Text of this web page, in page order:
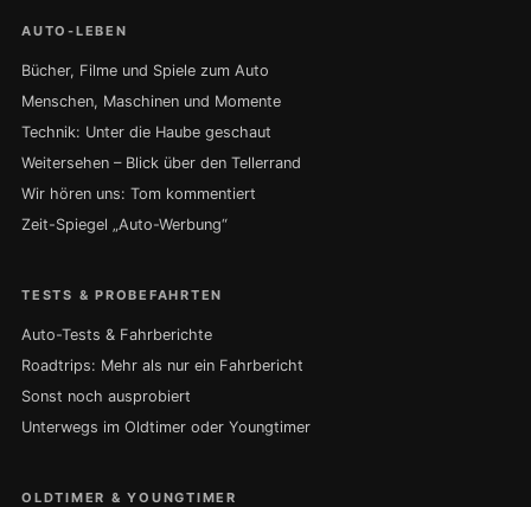
AUTO-LEBEN
Bücher, Filme und Spiele zum Auto
Menschen, Maschinen und Momente
Technik: Unter die Haube geschaut
Weitersehen – Blick über den Tellerrand
Wir hören uns: Tom kommentiert
Zeit-Spiegel „Auto-Werbung“
TESTS & PROBEFAHRTEN
Auto-Tests & Fahrberichte
Roadtrips: Mehr als nur ein Fahrbericht
Sonst noch ausprobiert
Unterwegs im Oldtimer oder Youngtimer
OLDTIMER & YOUNGTIMER